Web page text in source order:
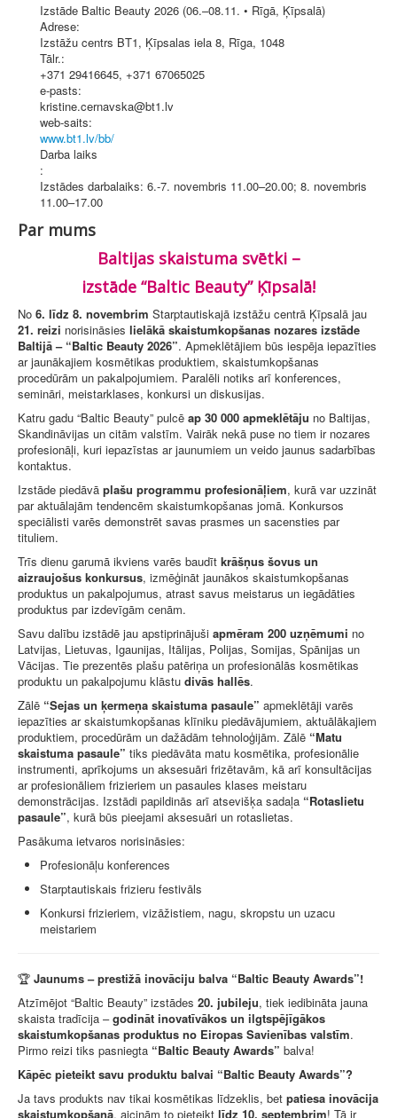
Izstāde Baltic Beauty 2026 (06.–08.11. • Rīgā, Ķīpsalā)
Adrese:
Izstāžu centrs BT1, Ķīpsalas iela 8, Rīga, 1048
Tālr.:
+371 29416645, +371 67065025
e-pasts:
kristine.cernavska@bt1.lv
web-saits:
www.bt1.lv/bb/
Darba laiks
:
Izstādes darbalaiks: 6.-7. novembris 11.00–20.00; 8. novembris
11.00–17.00
Par mums
Baltijas skaistuma svētki –
izstāde “Baltic Beauty” Ķīpsalā!
No 6. līdz 8. novembrim Starptautiskajā izstāžu centrā Ķīpsalā jau
21. reizi norisināsies lielākā skaistumkopšanas nozares izstāde
Baltijā – “Baltic Beauty 2026”. Apmeklētājiem būs iespēja iepazīties
ar jaunākajiem kosmētikas produktiem, skaistumkopšanas
procedūrām un pakalpojumiem. Paralēli notiks arī konferences,
semināri, meistarklases, konkursi un diskusijas.
Katru gadu “Baltic Beauty” pulcē ap 30 000 apmeklētāju no Baltijas,
Skandināvijas un citām valstīm. Vairāk nekā puse no tiem ir nozares
profesionāļi, kuri iepazīstas ar jaunumiem un veido jaunus sadarbības
kontaktus.
Izstāde piedāvā plašu programmu profesionāļiem, kurā var uzzināt
par aktuālajām tendencēm skaistumkopšanas jomā. Konkursos
speciālisti varēs demonstrēt savas prasmes un sacensties par
tituliem.
Trīs dienu garumā ikviens varēs baudīt krāšņus šovus un
aizraujošus konkursus, izmēģināt jaunākos skaistumkopšanas
produktus un pakalpojumus, atrast savus meistarus un iegādāties
produktus par izdevīgām cenām.
Savu dalību izstādē jau apstiprinājuši apmēram 200 uzņēmumi no
Latvijas, Lietuvas, Igaunijas, Itālijas, Polijas, Somijas, Spānijas un
Vācijas. Tie prezentēs plašu patēriņa un profesionālās kosmētikas
produktu un pakalpojumu klāstu divās hallēs.
Zālē “Sejas un ķermeņa skaistuma pasaule” apmeklētāji varēs
iepazīties ar skaistumkopšanas klīniku piedāvājumiem, aktuālākajiem
produktiem, procedūrām un dažādām tehnoloģijām. Zālē “Matu
skaistuma pasaule” tiks piedāvāta matu kosmētika, profesionālie
instrumenti, aprīkojums un aksesuāri frizētavām, kā arī konsultācijas
ar profesionāliem frizieriem un pasaules klases meistaru
demonstrācijas. Izstādi papildinās arī atsevišķa sadaļa “Rotaslietu
pasaule”, kurā būs pieejami aksesuāri un rotaslietas.
Pasākuma ietvaros norisināsies:
Profesionāļu konferences
Starptautiskais frizieru festivāls
Konkursi frizieriem, vizāžistiem, nagu, skropstu un uzacu
meistariem
🏆 Jaunums – prestižā inovāciju balva “Baltic Beauty Awards”!
Atzīmējot “Baltic Beauty” izstādes 20. jubileju, tiek iedibināta jauna
skaista tradīcija –godināt inovatīvākos un ilgtspējīgākos
skaistumkopšanas produktus no Eiropas Savienības valstīm.
Pirmo reizi tiks pasniegta “Baltic Beauty Awards” balva!
Kāpēc pieteikt savu produktu balvai “Baltic Beauty Awards”?
Ja tavs produkts nav tikai kosmētikas līdzeklis, bet patiesa inovācija
skaistumkopšanā, aicinām to pieteikt līdz 10. septembrim! Tā ir